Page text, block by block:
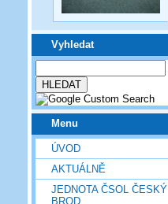
Vyhledat
Menu
ÚVOD
AKTUÁLNĚ
JEDNOTA ČSOL ČESKÝ
BROD